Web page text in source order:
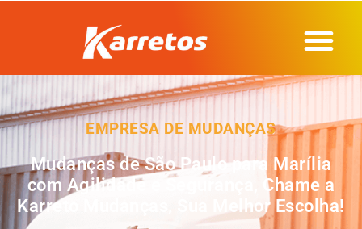
EMPRESA DE MUDANÇAS
Mudanças de São Paulo para Marília
com Agilidade e Segurança, Chame a
Karreto Mudanças, Sua Melhor Escolha!